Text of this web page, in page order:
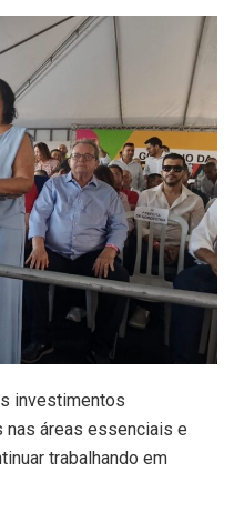
investimentos
nas áreas essenciais e
trabalhando em